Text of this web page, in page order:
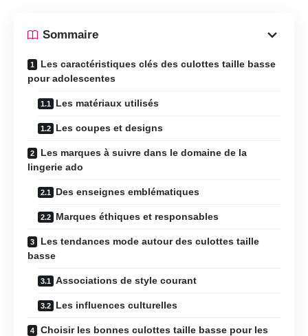
Sommaire
Les caractéristiques clés des culottes taille basse
pour adolescentes
Les matériaux utilisés
Les coupes et designs
Les marques à suivre dans le domaine de la
lingerie ado
Des enseignes emblématiques
Marques éthiques et responsables
Les tendances mode autour des culottes taille
basse
Associations de style courant
Les influences culturelles
Choisir les bonnes culottes taille basse pour les